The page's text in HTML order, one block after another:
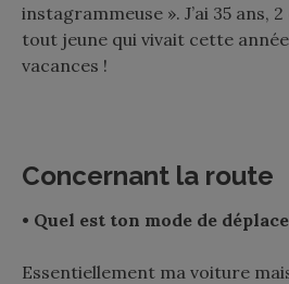
instagrammeuse ». J’ai 35 ans,
tout jeune qui vivait cette
vacances !
Concernant la route
• Quel est ton mode de
Essentiellement ma voiture